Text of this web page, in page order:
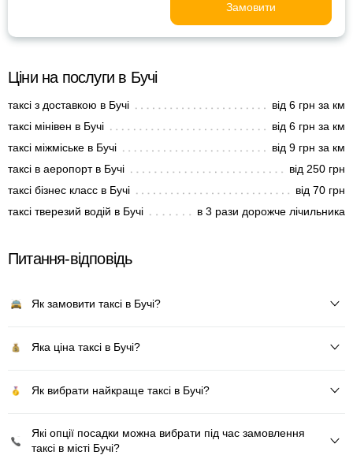
Замовити
Ціни на послуги в Бучі
таксі з доставкою в Бучі
від 6 грн за км
таксі мінівен в Бучі
від 6 грн за км
таксі міжміське в Бучі
від 9 грн за км
таксі в аеропорт в Бучі
від 250 грн
таксі бізнес класс в Бучі
від 70 грн
таксі тверезий водій в Бучі
в 3 рази дорожче лічильника
Питання-відповідь
Як замовити таксі в Бучі?
Яка ціна таксі в Бучі?
Як вибрати найкраще таксі в Бучі?
Які опції посадки можна вибрати під час замовлення
таксі в місті Бучі?